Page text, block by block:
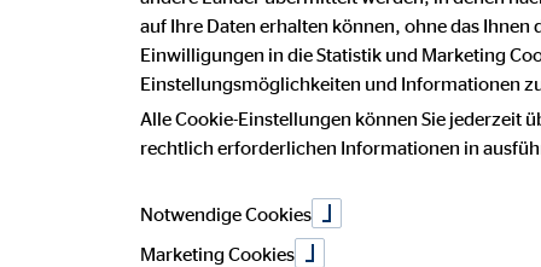
Serap Şirin
Geschäftsstellenleiterin für die OVB
Moorfleeter Straße 40
22113 Hamburg
Mail: serap.sirin@ovb.de
auf Ihre Daten erhalten können, ohne das
Einwilligungen in die Statistik und Marketing
Einstellungsmöglichkeiten und Informationen
Alle Cookie-Einstellungen können Sie jederzeit
rechtlich erforderlichen Informationen in
Notwendige Cookies
Marketing Cookies